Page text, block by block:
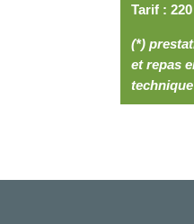
Tarif :
(*)
et repas
technique